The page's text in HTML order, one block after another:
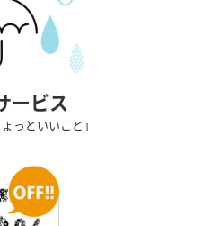
ービス
っといいこと」